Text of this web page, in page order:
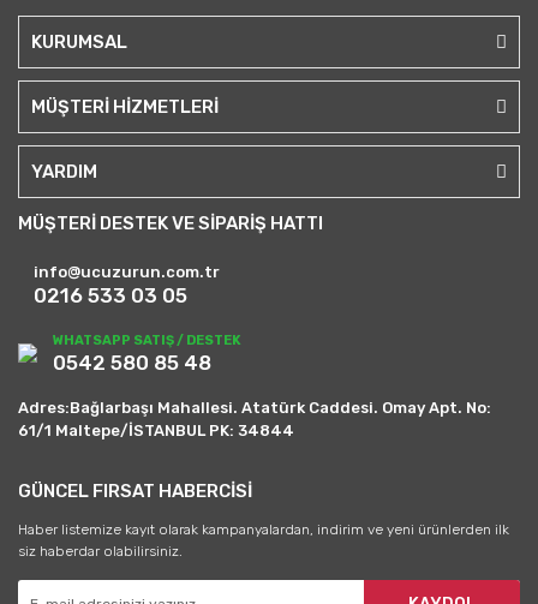
KURUMSAL
MÜŞTERİ HİZMETLERİ
YARDIM
MÜŞTERİ DESTEK VE SİPARİŞ HATTI
info@ucuzurun.com.tr
0216 533 03 05
WHATSAPP SATIŞ / DESTEK
0542 580 85 48
Adres:Bağlarbaşı Mahallesi. Atatürk Caddesi. Omay Apt. No:
61/1 Maltepe/İSTANBUL PK: 34844
GÜNCEL FIRSAT HABERCİSİ
Haber listemize kayıt olarak kampanyalardan, indirim ve yeni ürünlerden ilk
siz haberdar olabilirsiniz.